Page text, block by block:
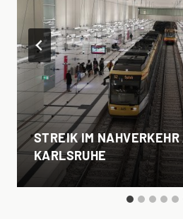
STREIK IM NAHVERKEHR
KARLSRUHE